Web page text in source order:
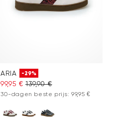
ARIA -29%
99,95 € 139,90 €
30-dagen beste prijs: 99,95 €